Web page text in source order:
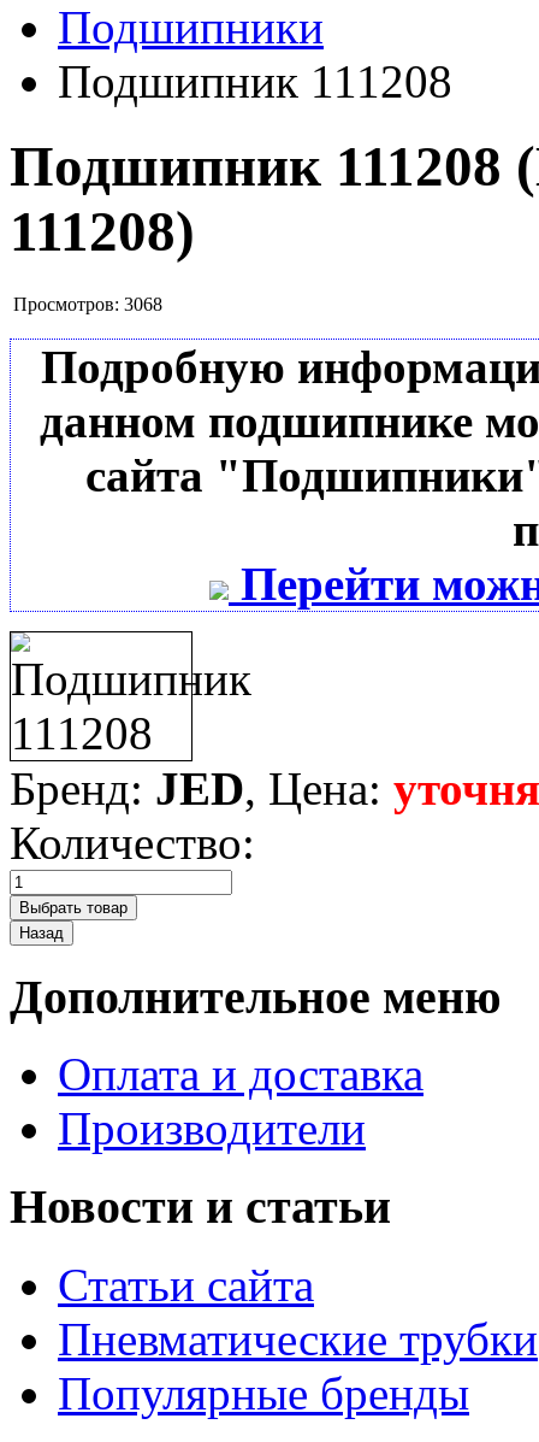
Подшипники
Подшипник 111208
Подшипник 111208
111208)
Просмотров: 3068
Подробную
данном подшипнике
сайта
Перейти
Бренд: JED, Цена:
Количество:
Дополнительное меню
Оплата и доставка
Производители
Новости и статьи
Статьи сайта
Пневматические трубки
Популярные бренды